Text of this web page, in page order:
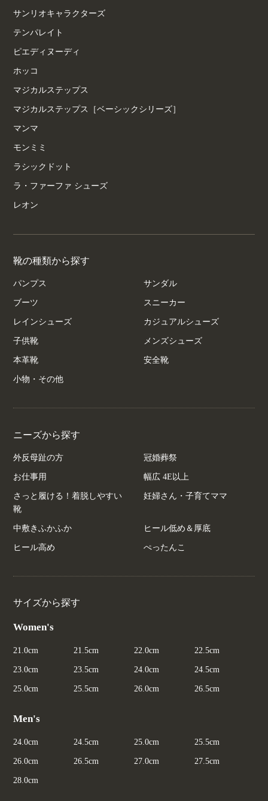
サンリオキャラクターズ
テンパレイト
ピエディヌーディ
ホッコ
マジカルステップス
マジカルステップス［ベーシックシリーズ］
マンマ
モンミミ
ラシックドット
ラ・ファーファ シューズ
レオン
靴の種類から探す
パンプス サンダル
ブーツ スニーカー
レインシューズ カジュアルシューズ
子供靴 メンズシューズ
本革靴 安全靴
小物・その他
ニーズから探す
外反母趾の方 冠婚葬祭
お仕事用 幅広 4E以上
さっと履ける！着脱しやすい
靴
妊婦さん・子育てママ
中敷きふかふか ヒール低め＆厚底
ヒール高め ぺったんこ
サイズから探す
Women's
21.0cm 21.5cm 22.0cm 22.5cm
23.0cm 23.5cm 24.0cm 24.5cm
25.0cm 25.5cm 26.0cm 26.5cm
Men's
24.0cm 24.5cm 25.0cm 25.5cm
26.0cm 26.5cm 27.0cm 27.5cm
28.0cm